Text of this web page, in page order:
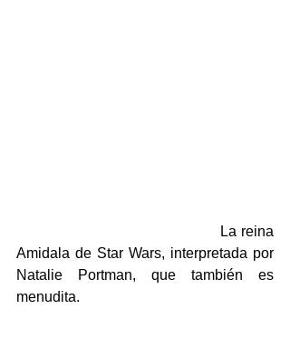
Amidala de Star Wars, interpretada por
Natalie Portman, que también es
menudita.